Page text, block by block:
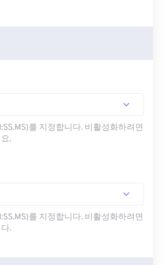
를 지정합니다. 비활성화하려면
.
를 지정합니다. 비활성화하려면
.